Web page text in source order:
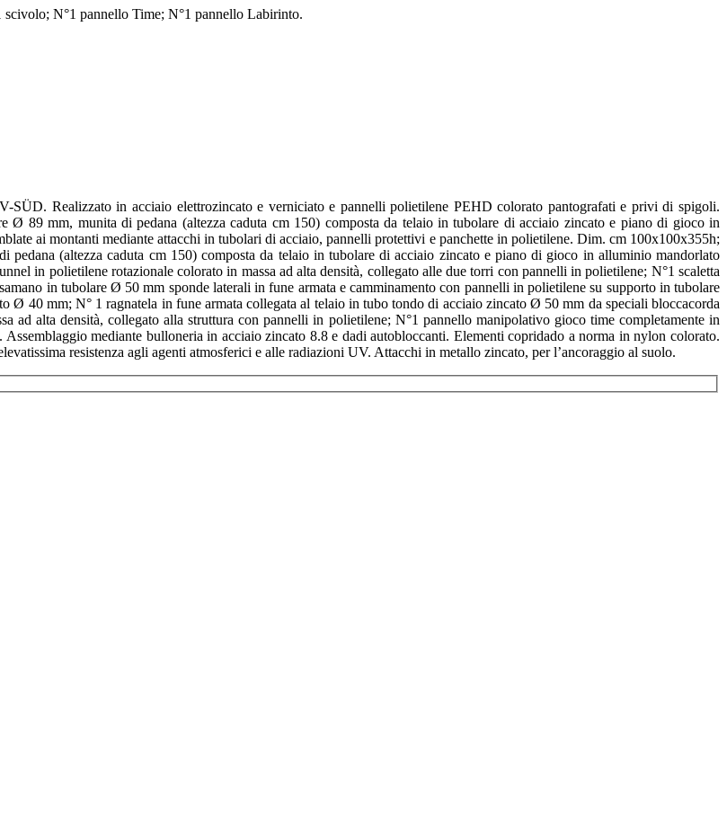
scivolo; N°1 pannello Time; N°1 pannello Labirinto.
SÜD. Realizzato in acciaio elettrozincato e verniciato e pannelli polietilene PEHD colorato pantografati e privi di spigoli.
Ø 89 mm, munita di pedana (altezza caduta cm 150) composta da telaio in tubolare di acciaio zincato e piano di gioco in
ai montanti mediante attacchi in tubolari di acciaio, pannelli protettivi e panchette in polietilene. Dim. cm 100x100x355h;
(altezza caduta cm 150) composta da telaio in tubolare di acciaio zincato e piano di gioco in alluminio mandorlato
in polietilene rotazionale colorato in massa ad alta densità, collegato alle due torri con pannelli in polietilene; N°1 scaletta
in tubolare Ø 50 mm sponde laterali in fune armata e camminamento con pannelli in polietilene su supporto in tubolare
40 mm; N° 1 ragnatela in fune armata collegata al telaio in tubo tondo di acciaio zincato Ø 50 mm da speciali bloccacorda
alta densità, collegato alla struttura con pannelli in polietilene; N°1 pannello manipolativo gioco time completamente in
mediante bulloneria in acciaio zincato 8.8 e dadi autobloccanti. Elementi copridado a norma in nylon colorato.
resistenza agli agenti atmosferici e alle radiazioni UV. Attacchi in metallo zincato, per l’ancoraggio al suolo.